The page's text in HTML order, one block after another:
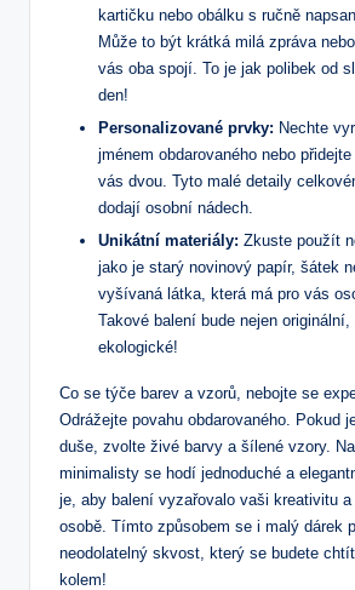
kartičku nebo obálku s ručně
Může to být krátká milá zpráva
vás oba spojí. To je jak polibek od
den!
Personalizované prvky: Nechte
jménem obdarovaného nebo
vás dvou. Tyto malé detaily
dodají osobní nádech.
Unikátní materiály: Zkuste použít
jako je starý novinový papír, šátek
vyšívaná látka, která má pro vás
Takové balení bude nejen originální,
ekologické!
Co se týče barev a vzorů, nebojte se
Odrážejte povahu obdarovaného. Pokud
duše, zvolte živé barvy a šílené vzory.
minimalisty se hodí jednoduché a
je, aby balení vyzařovalo vaši kreativitu
osobě. Tímto způsobem se i malý dárek
neodolatelný skvost, který se budete
kolem!